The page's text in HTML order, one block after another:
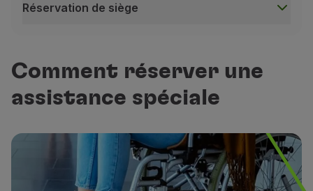
Réservation de siège
Sur les vols opérés par d'autres compagnies
Dimensions de la porte de soute de notre avion
Type d'avion
TAP Express
TAP Express
Comment réserver une
assistance spéciale